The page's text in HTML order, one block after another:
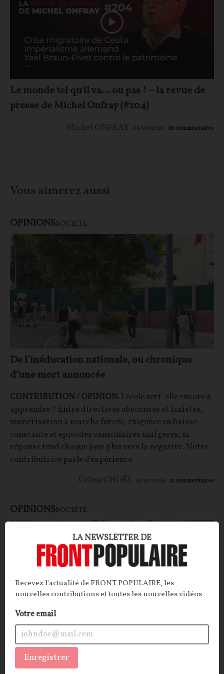
Le monde tel qu'il va… ou pas ! – la revue de
presse de Michel Onfray (#204)
Michel ONFRAY 08/08/2026 28 commentaires
Vous aimerez aussi
OPINIONSSOCIÉTÉ
De l’inéducation nationale, ou chronique
d’une mort annoncée
CONTRIBUTION / OPINION.L'école sert-elle encore à
apprendre ? Entre directives absconses et laxistes,
numérisation à marche forcée, exigence en baisse
constante et épisodes caniculaires mal gérés, la
réponse tend chaque jour plus vers la négative. Notre
contributrice parle d'expérience.
Céline CHOËL 19/07/2026 21 commentaires
OPINIONSSOCIÉTÉ
Un prof agressé... c’est un prof agressé !
CONTRIBUTION / OPINION.
LA NEWSLETTER DE
Recevez l'actualité de FRONT POPULAIRE, les
nouvelles contributions et toutes les nouvelles vidéos
Votre email
Enregistrer